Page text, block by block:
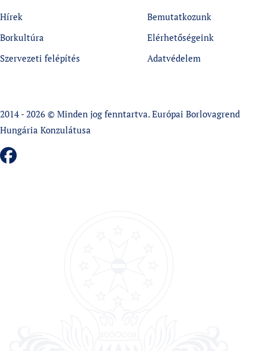
Hírek
Borkultúra
Szervezeti felépítés
Bemutatkozunk
Elérhetőségeink
Adatvédelem
2014 - 2026 © Minden jog fenntartva. Európai Borlovagrend
Hungária Konzulátusa